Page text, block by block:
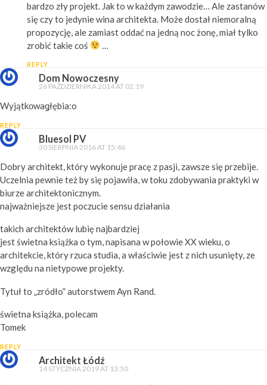
bardzo zły projekt. Jak to w każdym zawodzie… Ale zastanów
się czy to jedynie wina architekta. Może dostał niemoralną
propozycję, ale zamiast oddać na jedną noc żonę, miał tylko
zrobić takie coś
…
REPLY
Dom Nowoczesny
26 PAŹDZIERNIKA 2014 AT 02:19
Wyjątkοwaǥłębia:o
REPLY
Bluesol PV
30 SIERPNIA 2016 AT 15:46
Dobry architekt, który wykonuje pracę z pasji, zawsze się przebije.
Uczelnia pewnie też by się pojawiła, w toku zdobywania praktyki w
biurze architektonicznym.
najważniejsze jest poczucie sensu działania
takich architektów lubię najbardziej
jest świetna książka o tym, napisana w połowie XX wieku, o
architekcie, który rzuca studia, a właściwie jest z nich usunięty, ze
względu na nietypowe projekty.
Tytuł to „zródło” autorstwem Ayn Rand.
świetna książka, polecam
Tomek
REPLY
Architekt Łódź
14 STYCZNIA 2019 AT 13:50